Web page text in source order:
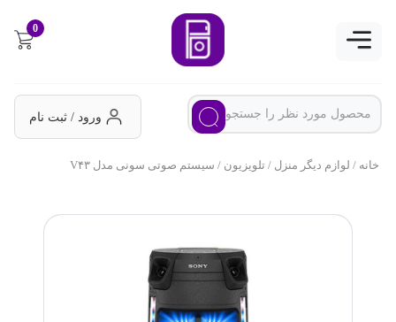
0
ورود / ثبت نام
خانه/ لوازم دیگر منزل/ تلویزیون/ سیستم صوتی سونی مدل V۴۳